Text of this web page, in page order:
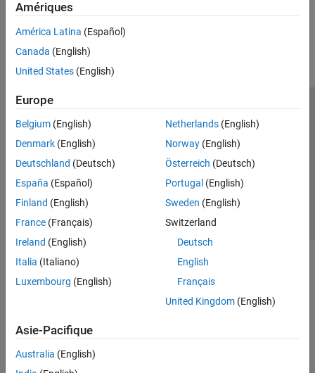
Amériques
América Latina (Español)
Canada (English)
United States (English)
Europe
Belgium (English)
Denmark (English)
Deutschland (Deutsch)
España (Español)
Finland (English)
France (Français)
Ireland (English)
Italia (Italiano)
Luxembourg (English)
Netherlands(English)
Norway(English)
Österreich (Deutsch)
Portugal (English)
Sweden (English)
Switzerland
Deutsch
English
Français
United Kingdom(English)
Asie-Pacifique
Australia (English)
Lutte anti-piratage
Contacts locaux
© 1994-2026 The MathWorks, Inc.